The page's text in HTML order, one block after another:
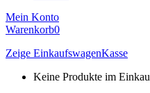
Mein Konto
Warenkorb0
Zeige EinkaufswagenKasse
Keine Produkte im